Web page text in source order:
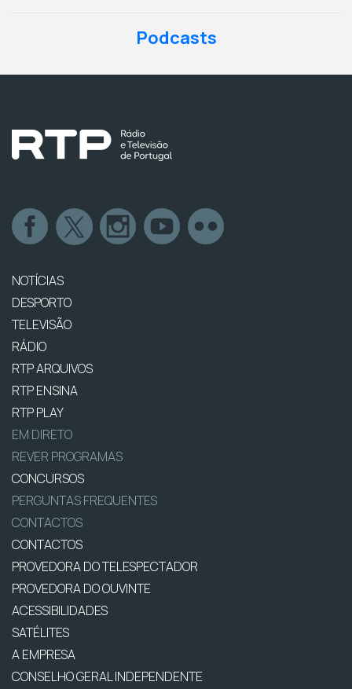
Podcasts
NOTÍCIAS
DESPORTO
TELEVISÃO
RÁDIO
RTP ARQUIVOS
RTP ENSINA
RTP PLAY
EM DIRETO
REVER PROGRAMAS
CONCURSOS
PERGUNTAS FREQUENTES
CONTACTOS
CONTACTOS
PROVEDORA DO TELESPECTADOR
PROVEDORA DO OUVINTE
ACESSIBILIDADES
SATÉLITES
A EMPRESA
CONSELHO GERAL INDEPENDENTE